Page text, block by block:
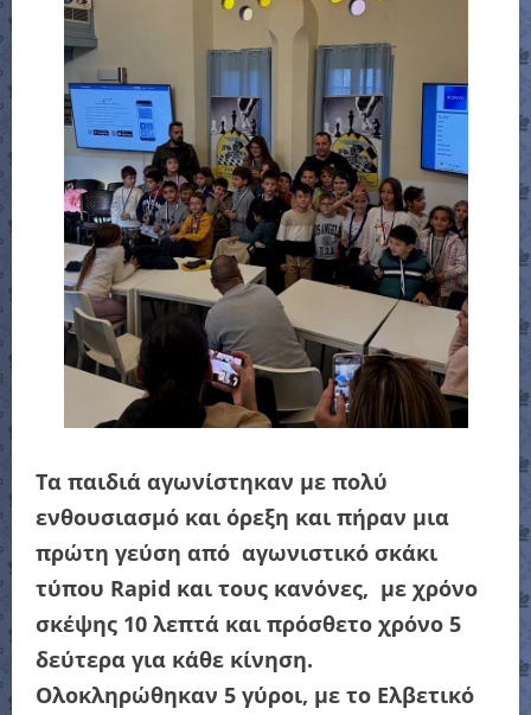
Τα παιδιά αγωνίστηκαν με πολύ
ενθουσιασμό και όρεξη και πήραν μια
πρώτη γεύση από αγωνιστικό σκάκι
τύπου Rapid και τους κανόνες, με χρόνο
σκέψης 10 λεπτά και πρόσθετο χρόνο 5
δεύτερα για κάθε κίνηση.
Ολοκληρώθηκαν 5 γύροι, με το Ελβετικό